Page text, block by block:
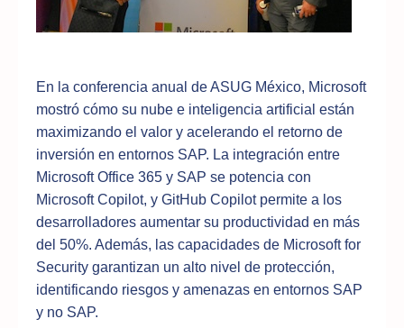
En la conferencia anual de ASUG México, Microsoft
mostró cómo su nube e inteligencia artificial están
maximizando el valor y acelerando el retorno de
inversión en entornos SAP. La integración entre
Microsoft Office 365 y SAP se potencia con
Microsoft Copilot, y GitHub Copilot permite a los
desarrolladores aumentar su productividad en más
del 50%. Además, las capacidades de Microsoft for
Security garantizan un alto nivel de protección,
identificando riesgos y amenazas en entornos SAP
y no SAP.